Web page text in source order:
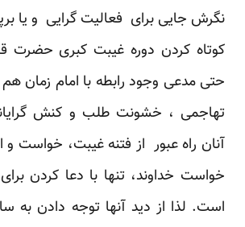
نگرش جایی برای فعالیت گرایی و یا
کوتاه کردن دوره غیبت کبری حضرت
حتی مدعی وجود رابطه با امام زمان
تهاجمی ، خشونت طلب و کنش
آنان راه عبور از فتنه غیبت، خواست و
خواست خداوند، تنها با دعا کردن
است. لذا از دید آنها توجه دادن به